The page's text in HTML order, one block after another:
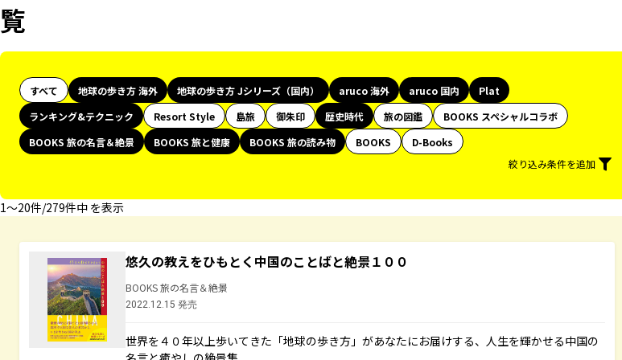
覧
すべて 地球の歩き方 海外 地球の歩き方 Jシリーズ（国内） aruco 海外 aruco 国内
Plat
ランキング&テクニック
Resort Style 島旅 御朱印 歴史時代 旅の図鑑
BOOKS スペシャルコラボ
BOOKS 旅の名言＆絶景
BOOKS 旅と健康 BOOKS 旅の読み物 BOOKS
D-Books
絞り込み条件を追加
1〜20件/279件中 を表示
悠久の教えをひもとく中国のことばと絶景１００
BOOKS 旅の名言＆絶景
2022.12.15 発売
世界を４０年以上歩いてきた「地球の歩き方」があなたにお届けする、人生を輝かせる中国の